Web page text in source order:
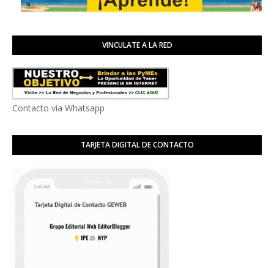
VINCULATE A LA RED
Contacto via Whatsapp
TARJETA DIGITAL DE CONTACTO